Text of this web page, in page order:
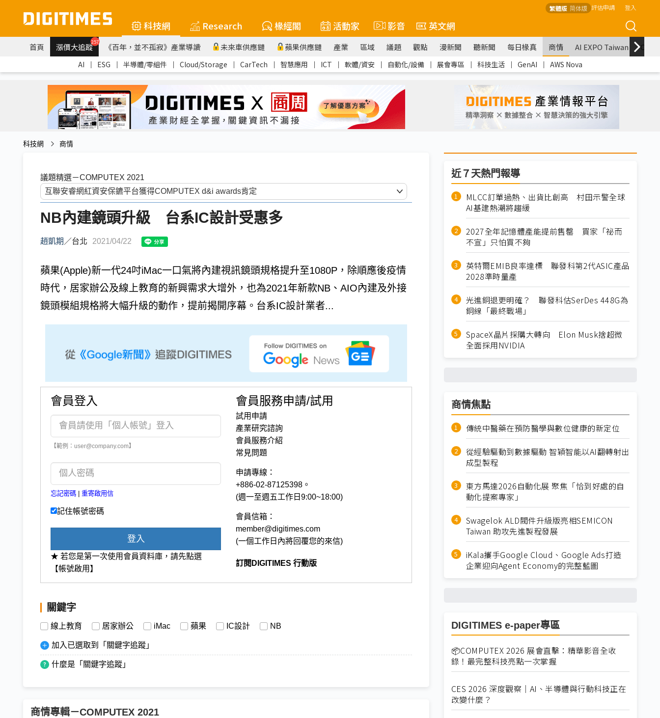
繁體版 简体版 評估申請 登入
科技網 Research 椽經閣 活動家 影音 英文網
首頁 漲價大追蹤257 《百年，並不孤寂》產業導讀 未來車供應鏈 蘋果供應鏈 產業 區域 議題 觀點 漫新聞 聽新聞 每日椽真 商情 AI EXPO Taiwan
AI ｜ ESG ｜ 半導體/零組件 ｜ Cloud/Storage ｜ CarTech ｜ 智慧應用 ｜ ICT ｜ 軟體/資安 ｜ 自動化/設備 ｜ 展會專區 ｜ 科技生活 ｜ GenAI ｜ AWS Nova
科技網 商情
議題精選－COMPUTEX 2021
NB內建鏡頭升級 台系IC設計受惠多
趙凱期 ／台北 2021/04/22
蘋果(Apple)新一代24吋iMac一口氣將內建視訊鏡頭規格提升至1080P，除順應後疫情
時代，居家辦公及線上教育的新興需求大增外，也為2021年新款NB、AIO內建及外接
鏡頭模組規格將大幅升級的動作，提前揭開序幕。台系IC設計業者...
會員登入
【範例：user@company.com】
忘記密碼 重寄啟用信
記住帳號密碼
登入
★ 若您是第一次使用會員資料庫，請先點選
【帳號啟用】
會員服務申請/試用
試用申請
產業研究諮詢
會員服務介紹
常見問題
申請專線：
+886-02-87125398。
(週一至週五工作日9:00~18:00)
會員信箱：
member@digitimes.com
(一個工作日內將回覆您的來信)
訂閱DIGITIMES 行動版
關鍵字
線上教育 居家辦公 iMac 蘋果 IC設計 NB
加入已選取到「關鍵字追蹤」
什麼是「關鍵字追蹤」
商情專輯－COMPUTEX 2021
近７天熱門報導
MLCC訂單過熱、出貨比創高 村田示警全球
AI基建熱潮將趨緩
2027全年記憶體產能提前售罄 買家「祕而
不宣」只怕買不夠
英特爾EMIB良率達標 聯發科第2代ASIC產品
2028準時量產
光進銅退更明確？ 聯發科估SerDes 448G為
銅線「最終戰場」
SpaceX晶片採購大轉向 Elon Musk捨超微
全面採用NVIDIA
商情焦點
傳統中醫藥在預防醫學與數位健康的新定位
從經驗驅動到數據驅動 智穎智能以AI翻轉射出
成型製程
東方馬達2026自動化展 聚焦「恰到好處的自
動化提案專家」
Swagelok ALD閥件升級版亮相SEMICON
Taiwan 助攻先進製程發展
iKala攜手Google Cloud、Google Ads打造
企業迎向Agent Economy的完整藍圖
DIGITIMES e-paper專區
📦COMPUTEX 2026 展會直擊：精華影音全收
錄！最完整科技亮點一次掌握
CES 2026 深度觀察｜AI、半導體與行動科技正在
改變什麼？